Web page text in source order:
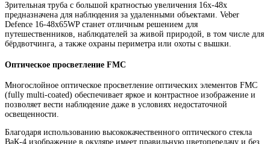
Зрительная труба с большой кратностью увеличения 16х-48х
предназначена для наблюдения за удаленными объектами. Veber
Defence 16-48х65WP станет отличным решением для
путешественников, наблюдателей за живой природой, в том числе для
бёрдвотчинга, а также охраны периметра или охоты с вышки.
Оптическое просветление FMC
Многослойное оптическое просветление оптических элементов FMC
(fully multi-coated) обеспечивает яркое и контрастное изображение и
позволяет вести наблюдение даже в условиях недостаточной
освещенности.
Благодаря использованию высококачественного оптического стекла
ВаК-4 изображение в окуляре имеет правильную цветопередачу и без